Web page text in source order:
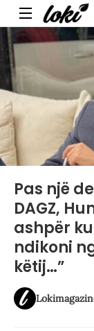
Menu
Pas një
DAGZ,
ashpër
ndikoni
këtij…”